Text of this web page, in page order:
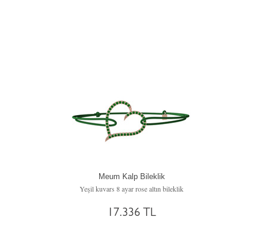
Meum Kalp Bileklik
Yeşil kuvars 8 ayar rose altın bileklik
17.336 TL